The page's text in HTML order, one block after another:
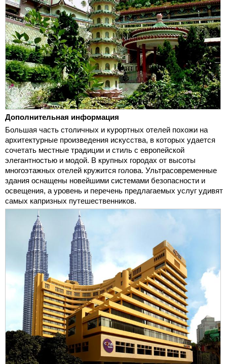
Дополнительная информация
Большая часть столичных и курортных отелей похожи на
архитектурные произведения искусства, в которых удается
сочетать местные традиции и стиль с европейской
элегантностью и модой. В крупных городах от высоты
многоэтажных отелей кружится голова. Ультрасовременные
здания оснащены новейшими системами безопасности и
освещения, а уровень и перечень предлагаемых услуг удивят
самых капризных путешественников.